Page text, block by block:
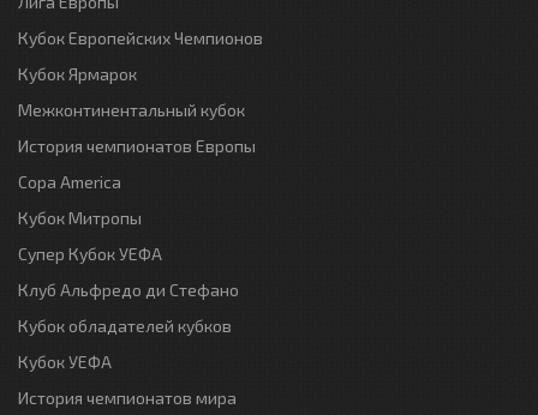
Кубок Европейских Чемпионов
Кубок Ярмарок
Межконтинентальный кубок
История чемпионатов Европы
Copa America
Кубок Митропы
Супер Кубок УЕФА
Клуб Альфредо ди Стефано
Кубок обладателей кубков
Кубок УЕФА
История чемпионатов мира